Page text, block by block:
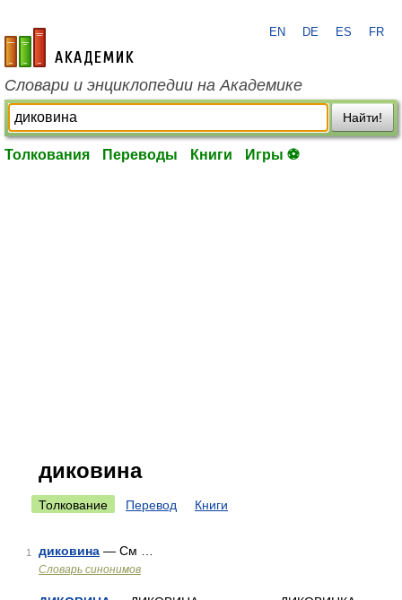
academic.ru
EN DE ES FR
Словари и энциклопедии на Академике
Найти!
Толкования Переводы Книги Игры ⚽
диковина
Толкование Перевод Книги
1 диковина — См …
Словарь синонимов